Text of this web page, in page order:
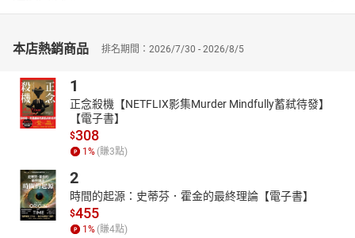
心中的冰山？一切，都將在這場萌寶來襲的限量娇妻高调宠愛中，
https://youtube.com/@tianxiagushi?si=ZstiltPoiwO0g4fT
http://www.youtube.com/channel/UC2yhCURng4uUjphEqZwKig/
本店熱銷商品 排名期間：2026/7/30 - 2026/8/5
1
正念殺機【NETFLIX影集Murder Mindfully蓄弒待發】
【電子書】
$308
1 % (賺3點)
2
時間的起源：史蒂芬．霍金的最終理論【電子書】
$455
1 % (賺4點)